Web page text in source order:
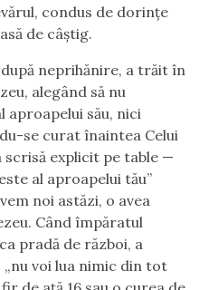
condus de dorințe
de câștig.
neprihănire, a trăit în
alegând să nu
aproapelui său, nici
se curat înaintea Celui
scrisă explicit pe table —
al aproapelui tău”
noi astăzi, o avea
Când împăratul
pradă de război, a
voi lua nimic din tot